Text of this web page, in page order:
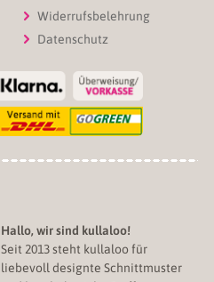
Widerrufsbelehrung
Datenschutz
Hallo, wir sind kullaloo!
Seit 2013 steht kullaloo für
liebevoll designte Schnittmuster